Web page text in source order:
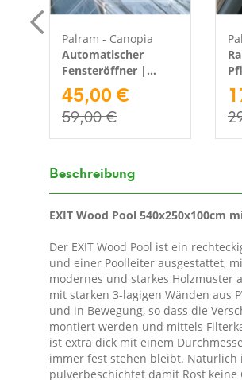
Palram - Canopia
Automatischer
Fensteröffner |
Silber
45,00 €
59,00 €
Beschreibung
EXIT Wood Pool 540x250x100cm
Der EXIT Wood Pool ist ein
und einer Poolleiter ausgestattet,
modernes und starkes Holzmuster
mit starken 3-lagigen Wänden aus
und in Bewegung, so dass die
montiert werden und mittels
ist extra dick mit einem
immer fest stehen bleibt. Natürlich
pulverbeschichtet damit Rost keine